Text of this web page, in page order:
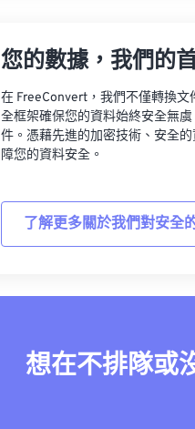
您的數據，我們的
在 FreeConvert，我們不僅轉換
全框架確保您的資料始終安全無
件。憑藉先進的加密技術、安全
障您的資料安全。
了解更多關於我們對安全
想在不排隊或